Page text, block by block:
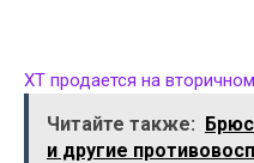
XT продается на
Читайте также:
и другие